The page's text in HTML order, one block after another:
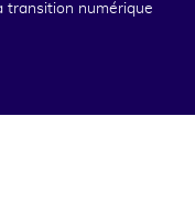
transition numérique